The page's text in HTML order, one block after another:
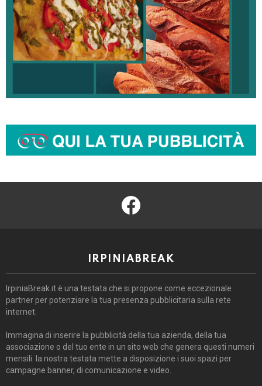
facebook
IRPINIABREAK
IrpiniaBreak.it è una testata che si propone come eccezionale
partner per potenziare la tua presenza pubblicitaria sulla rete
internet.
Immagina di inserire la pubblicità della tua azienda, della tua
associazione o del tuo ente in un sito web che genera questi numeri
mensili. la nostra testata mette a disposizione i suoi spazi per
campagne banner, di comunicazione e video.